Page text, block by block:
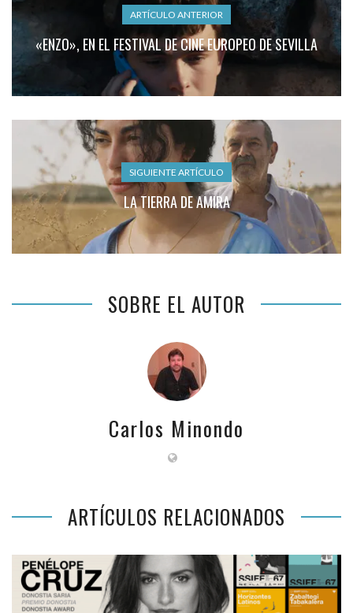
ARTÍCULO ANTERIOR
«ENZO», EN EL FESTIVAL DE CINE EUROPEO DE SEVILLA
SIGUIENTE ARTÍCULO
LA TIERRA DE AMIRA
SOBRE EL AUTOR
Carlos Minondo
ARTÍCULOS RELACIONADOS